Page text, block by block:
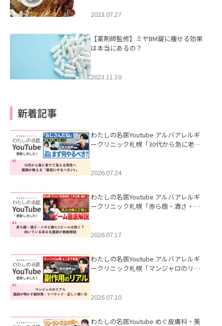
2023.07.27
【薬剤師監修】ミヤBM錠に痩せる効果
は本当にあるの？
2023.11.10
新着記事
わたしの名医Youtube アルバアレルギ
ークリニック札幌「30代から急に老け
た。
2026.07.24
わたしの名医Youtube アルバアレルギ
ークリニック札幌「赤ら顔・酒さ・ニ
した。
2026.07.17
わたしの名医Youtube アルバアレルギ
ークリニック札幌「マンジャロのリア
た。
2026.07.10
わたしの名医Youtube めぐ皮膚科・美